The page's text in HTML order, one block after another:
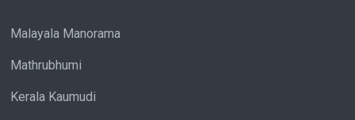
Malayala Manorama
Mathrubhumi
Kerala Kaumudi